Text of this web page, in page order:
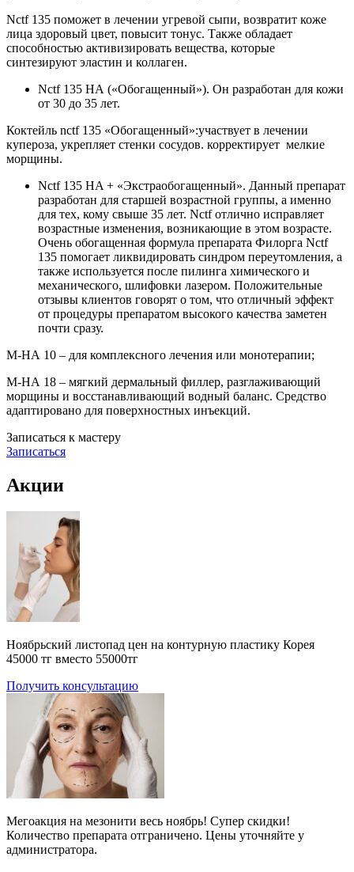
Nctf 135 поможет в лечении угревой сыпи, возвратит коже
лица здоровый цвет, повысит тонус. Также обладает
способностью активизировать вещества, которые
синтезируют эластин и коллаген.
Nctf 135 НА («Обогащенный»). Он разработан для кожи
от 30 до 35 лет.
Коктейль nctf 135 «Обогащенный»:участвует в лечении
купероза, укрепляет стенки сосудов. корректирует мелкие
морщины.
Nctf 135 HA + «Экстраобогащенный». Данный препарат
разработан для старшей возрастной группы, а именно
для тех, кому свыше 35 лет. Nctf отлично исправляет
возрастные изменения, возникающие в этом возрасте.
Очень обогащенная формула препарата Филорга Nctf
135 помогает ликвидировать синдром переутомления, а
также используется после пилинга химического и
механического, шлифовки лазером. Положительные
отзывы клиентов говорят о том, что отличный эффект
от процедуры препаратом высокого качества заметен
почти сразу.
М-НА 10 – для комплексного лечения или монотерапии;
М-НА 18 – мягкий дермальный филлер, разглаживающий
морщины и восстанавливающий водный баланс. Средство
адаптировано для поверхностных инъекций.
Записаться к мастеру
Записаться
Акции
Ноябрьский листопад цен на контурную пластику Корея
45000 тг вместо 55000тг
Получить консультацию
Мегоакция на мезонити весь ноябрь! Супер скидки!
Количество препарата отграничено. Цены уточняйте у
администратора.